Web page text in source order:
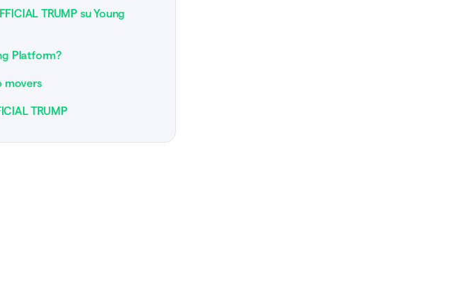
TRUMP su Young
Platform?
movers
TRUMP